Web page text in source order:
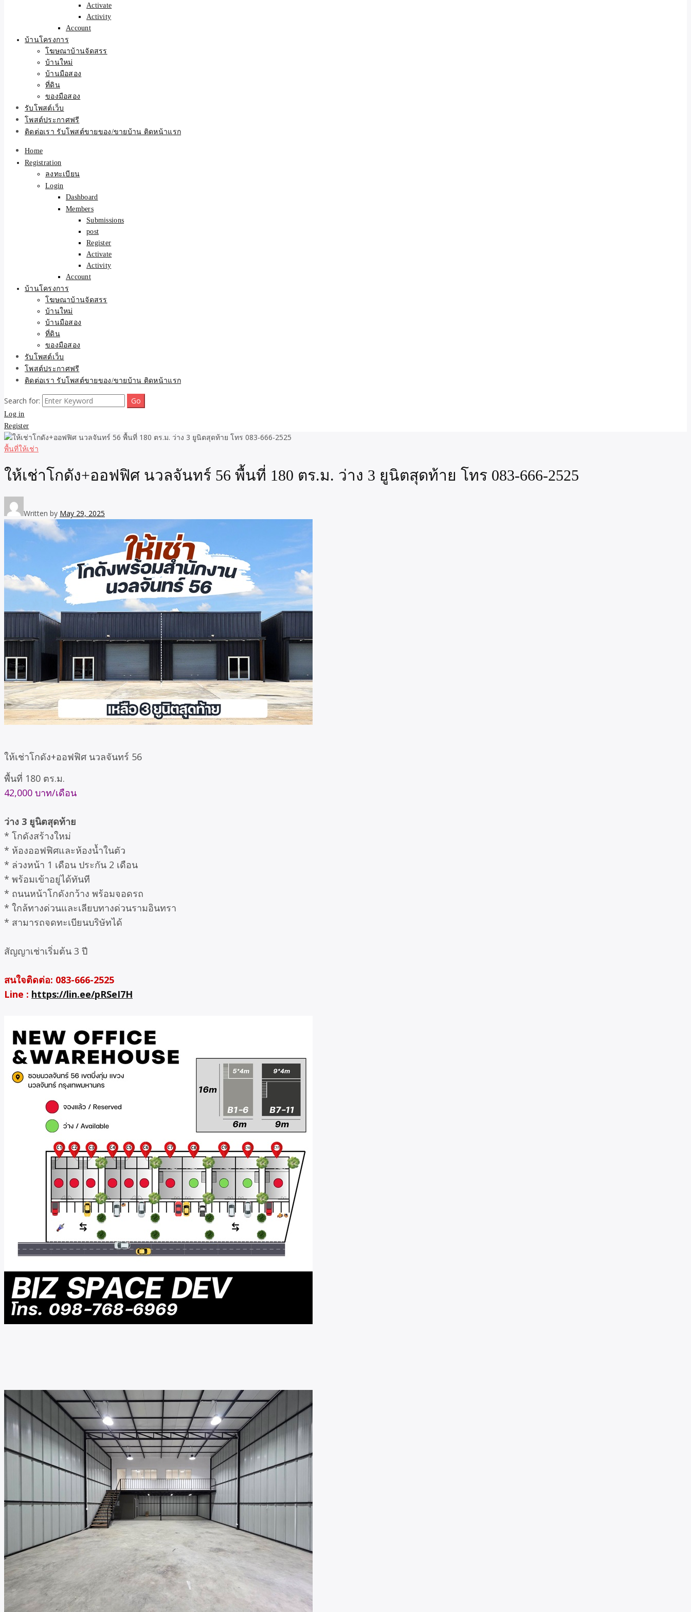
Activate
Activity
Account
บ้านโครงการ
โฆษณาบ้านจัดสรร
บ้านใหม่
บ้านมือสอง
ที่ดิน
ของมือสอง
รับโพสต์เว็บ
โพสต์ประกาศฟรี
ติดต่อเรา รับโพสต์ขายของ/ขายบ้าน ติดหน้าแรก
Home
Registration
ลงทะเบียน
Login
Dashboard
Members
Submissions
post
Register
Activate
Activity
Account
บ้านโครงการ
โฆษณาบ้านจัดสรร
บ้านใหม่
บ้านมือสอง
ที่ดิน
ของมือสอง
รับโพสต์เว็บ
โพสต์ประกาศฟรี
ติดต่อเรา รับโพสต์ขายของ/ขายบ้าน ติดหน้าแรก
Search for:
Log in
Register
พื้นที่ให้เช่า
ให้เช่าโกดัง+ออฟฟิศ นวลจันทร์ 56 พื้นที่ 180 ตร.ม. ว่าง 3 ยูนิตสุดท้าย โทร 083-666-2525
Written by May 29, 2025
ให้เช่าโกดัง+ออฟฟิศ นวลจันทร์ 56
พื้นที่ 180 ตร.ม.
42,000 บาท/เดือน
ว่าง 3 ยูนิตสุดท้าย
* โกดังสร้างใหม่
* ห้องออฟฟิศและห้องน้ำในตัว
* ล่วงหน้า 1 เดือน ประกัน 2 เดือน
* พร้อมเข้าอยู่ได้ทันที
* ถนนหน้าโกดังกว้าง พร้อมจอดรถ
* ใกล้ทางด่วนและเลียบทางด่วนรามอินทรา
* สามารถจดทะเบียนบริษัทได้
สัญญาเช่าเริ่มต้น 3 ปี
สนใจติดต่อ: 083-666-2525
Line : https://lin.ee/pRSeI7H